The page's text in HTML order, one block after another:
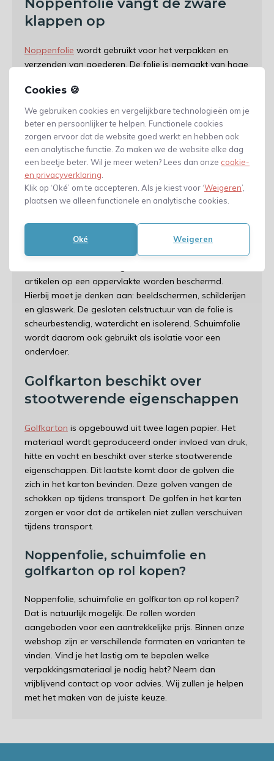
Cookies 🍪
We gebruiken cookies en vergelijkbare technologieën om je
beter en persoonlijker te helpen. Functionele cookies
zorgen ervoor dat de website goed werkt en hebben ook
een analytische functie. Zo maken we de website elke dag
een beetje beter. Wil je meer weten? Lees dan onze cookie-
en privacyverklaring
Klik op ‘Oké’ om te accepteren. Als je kiest voor ‘Weigeren’,
plaatsen we alleen functionele en analytische cookies.
Oké Weigeren
Noppenfolie vangt de zware
klappen op
Noppenfolie wordt gebruikt voor het verpakken en
verzenden van goederen. De folie is gemaakt van hoge
ervoor dat de verzending in goede banen wordt geleid.
De folie vangt de zwaren klappen op tijdens
transport. In de noppenfolie bevinden zich halve
bolletjes die zijn gevuld met lucht. Deze bolletjes dienen
als schokdemper en vangen de harde klappen op
tijdens transport. De folie wordt ook vaak gebruikt als
opvulling invouwdozen
Schuimfolie beschermt een
oppervlakte
Schuimfolie
wordt gebruikt voor verschillende
artikelen op een oppervlakte worden beschermd.
Hierbij moet je denken aan: beeldschermen, schilderijen
en glaswerk. De gesloten celstructuur van de folie is
scheurbestendig, waterdicht en isolerend. Schuimfolie
wordt daarom ook gebruikt als isolatie voor een
ondervloer.
Golfkarton beschikt over
stootwerende eigenschappen
Golfkarton is opgebouwd uit twee lagen papier. Het
materiaal wordt geproduceerd onder invloed van druk,
hitte en vocht en beschikt over sterke stootwerende
eigenschappen. Dit laatste komt door de golven die
zich in het karton bevinden. Deze golven vangen de
schokken op tijdens transport. De golfen in het karten
zorgen er voor dat de artikelen niet zullen verschuiven
tijdens transport.
Noppenfolie, schuimfolie en
golfkarton op rol kopen?
Noppenfolie, schuimfolie en golfkarton op rol kopen?
Dat is natuurlijk mogelijk. De rollen worden
aangeboden voor een aantrekkelijke prijs. Binnen onze
webshop zijn er verschillende formaten en varianten te
vinden. Vind je het lastig om te bepalen welke
verpakkingsmateriaal je nodig hebt? Neem dan
vrijblijvend contact op voor advies. Wij zullen je helpen
met het maken van de juiste keuze.